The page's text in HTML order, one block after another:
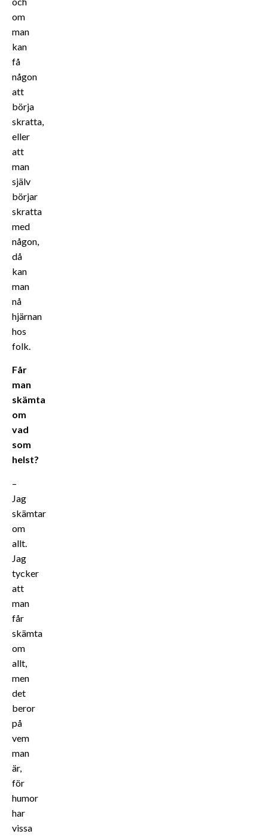
om
man
kan
få
någon
att
börja
skratta,
eller
att
man
själv
börjar
skratta
med
någon,
då
kan
man
nå
hjärnan
hos
folk.
Får
man
skämta
om
vad
som
helst?
–
Jag
skämtar
om
allt.
Jag
tycker
att
man
får
skämta
om
allt,
men
det
beror
på
vem
man
är,
för
humor
har
vissa